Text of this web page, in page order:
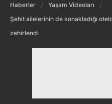
Haberler
Yaşam Videoları
Şehit ailelerinin de konakladığı
zehirlendi